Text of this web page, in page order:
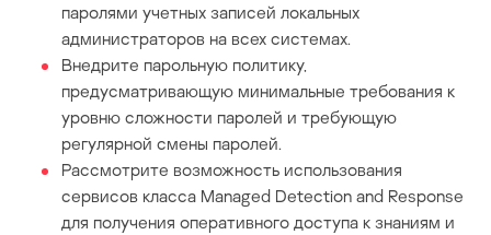
паролями учетных записей локальных
администраторов на всех системах.
Внедрите парольную политику,
предусматривающую минимальные требования к
уровню сложности паролей и требующую
регулярной смены паролей.
Рассмотрите возможность использования
сервисов класса Managed Detection and Response
для получения оперативного доступа к знаниям и